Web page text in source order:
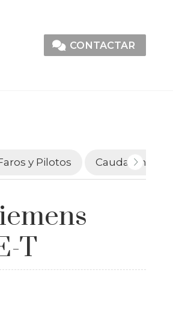
CONTACTAR
y Pilotos Caudalímetros
T